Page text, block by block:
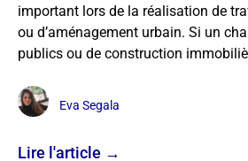
important lors de la réalisation de
ou d’aménagement urbain. Si un
publics ou de construction
Eva Segala
Lire l'article →